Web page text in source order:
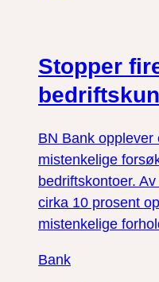
Stopper
BN Bank
mistenkelige
bedriftskontoer.
cirka 10 prosent
mistenkelige
Bank